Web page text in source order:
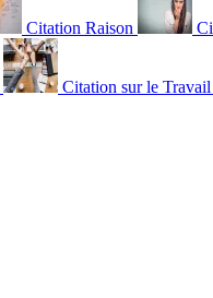
Citation Raison
Citation sur le Travail